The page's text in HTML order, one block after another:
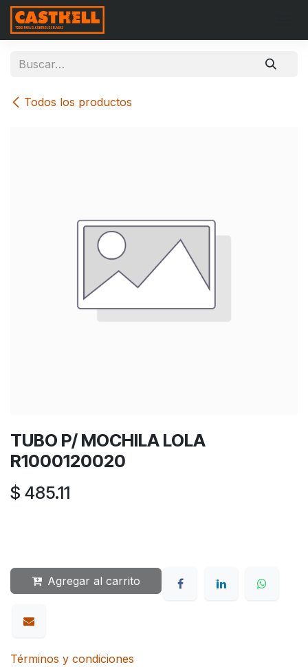
Ir al contenido
Todos los productos
TUBO P/ MOCHILA LOLA
R1000120020
$ 485.11
Agregar al carrito
Términos y condiciones